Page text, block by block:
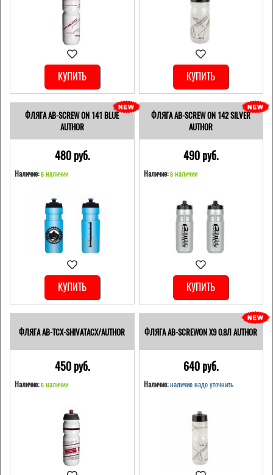
КУПИТЬ КУПИТЬ
ФЛЯГА AB-SCREW ON 141 BLUE
AUTHOR
480 pуб.
Наличие:в наличии
КУПИТЬ
ФЛЯГА AB-SCREW ON 142 SILVER
AUTHOR
490 pуб.
Наличие: в наличии
КУПИТЬ
ФЛЯГА AB-TCX-SHIVATACX/AUTHOR
450 pуб.
Наличие:в наличии
ФЛЯГА AB-SCREWON X9 0.8Л AUTHOR
640 pуб.
Наличие: наличие надо уточнить